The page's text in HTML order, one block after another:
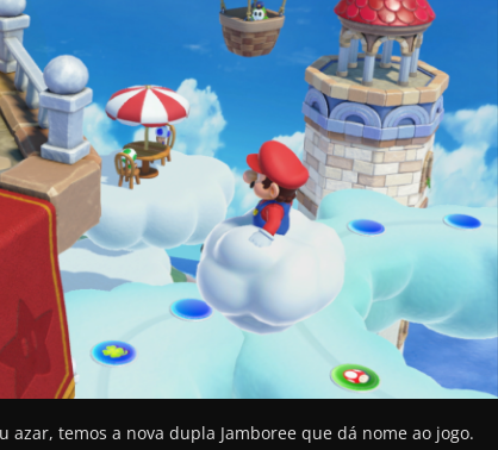
temos a nova dupla Jamboree que dá nome ao jogo.